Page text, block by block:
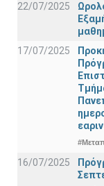
22/07/2025
17/07/2025
16/07/2025